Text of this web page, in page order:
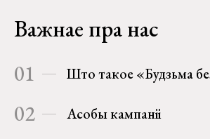
Важнае пра нас
01 Што такое «Будзьма
02 Асобы кампаніі